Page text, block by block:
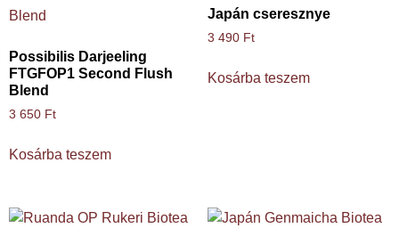
Possibilis Darjeeling
FTGFOP1 Second Flush
Blend
3 650 Ft
Kosárba teszem
Japán cseresznye
3 490 Ft
Kosárba teszem